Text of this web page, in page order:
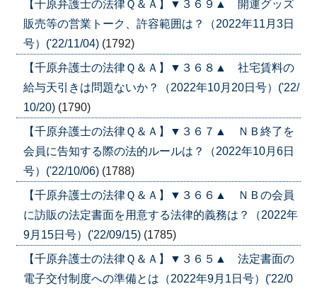
【千原弁護士の法律Ｑ＆Ａ】▼３６９▲ 開運グッズ
販売等の営業トーク、許容範囲は？（2022年11月3日
号）('22/11/04) (1792)
【千原弁護士の法律Ｑ＆Ａ】▼３６８▲ 社宅賃料の
給与天引きは問題ないか？（2022年10月20日号）('22/
10/20) (1790)
【千原弁護士の法律Ｑ＆Ａ】▼３６７▲ ＮＢ終了を
会員に告知する際の法的ルールは？（2022年10月6日
号）('22/10/06) (1788)
【千原弁護士の法律Ｑ＆Ａ】▼３６６▲ ＮＢの会員
に訪販の法定書面を用意する法律的義務は？（2022年
9月15日号）('22/09/15) (1785)
【千原弁護士の法律Ｑ＆Ａ】▼３６５▲ 法定書面の
電子交付制度への準備とは（2022年9月1日号）('22/0